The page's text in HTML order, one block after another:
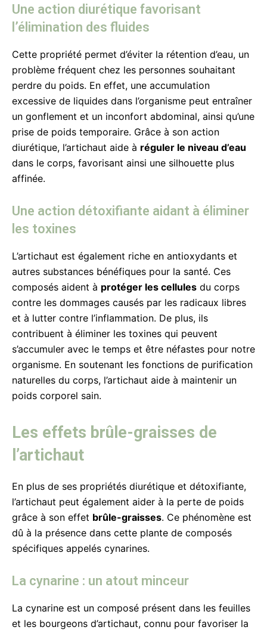
Une action diurétique favorisant
l’élimination des fluides
Cette propriété permet d’éviter la rétention d’eau, un
problème fréquent chez les personnes souhaitant
perdre du poids. En effet, une accumulation
excessive de liquides dans l’organisme peut entraîner
un gonflement et un inconfort abdominal, ainsi qu’une
prise de poids temporaire. Grâce à son action
diurétique, l’artichaut aide à réguler le niveau d’eau
dans le corps, favorisant ainsi une silhouette plus
affinée.
Une action détoxifiante aidant à éliminer
les toxines
L’artichaut est également riche en antioxydants et
autres substances bénéfiques pour la santé. Ces
composés aident à protéger les cellules du corps
contre les dommages causés par les radicaux libres
et à lutter contre l’inflammation. De plus, ils
contribuent à éliminer les toxines qui peuvent
s’accumuler avec le temps et être néfastes pour notre
organisme. En soutenant les fonctions de purification
naturelles du corps, l’artichaut aide à maintenir un
poids corporel sain.
Les effets brûle-graisses de
l’artichaut
En plus de ses propriétés diurétique et détoxifiante,
l’artichaut peut également aider à la perte de poids
grâce à son effet brûle-graisses. Ce phénomène est
dû à la présence dans cette plante de composés
spécifiques appelés cynarines.
La cynarine : un atout minceur
La cynarine est un composé présent dans les feuilles
et les bourgeons d’artichaut, connu pour favoriser la